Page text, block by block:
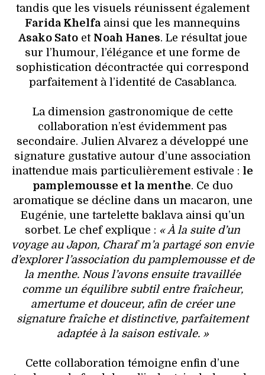
tandis que les visuels réunissent également
Farida Khelfa ainsi que les mannequins
Asako Satoet Noah Hanes. Le résultat joue
sur l’humour, l’élégance et une forme de
sophistication décontractée qui correspond
parfaitement à l’identité de Casablanca.
La dimension gastronomique de cette
collaboration n’est évidemment pas
secondaire. Julien Alvarez a développé une
signature gustative autour d’une association
inattendue mais particulièrement estivale : le
pamplemousse et la menthe. Ce duo
aromatique se décline dans un macaron, une
Eugénie, une tartelette baklava ainsi qu’un
sorbet. Le chef explique : « À la suite d’un
voyage au Japon, Charaf m’a partagé son envie
d’explorer l’association du pamplemousse et de
la menthe. Nous l’avons ensuite travaillée
comme un équilibre subtil entre fraîcheur,
amertume et douceur, afin de créer une
signature fraîche et distinctive, parfaitement
adaptée à la saison estivale. »
Cette collaboration témoigne enfin d’une